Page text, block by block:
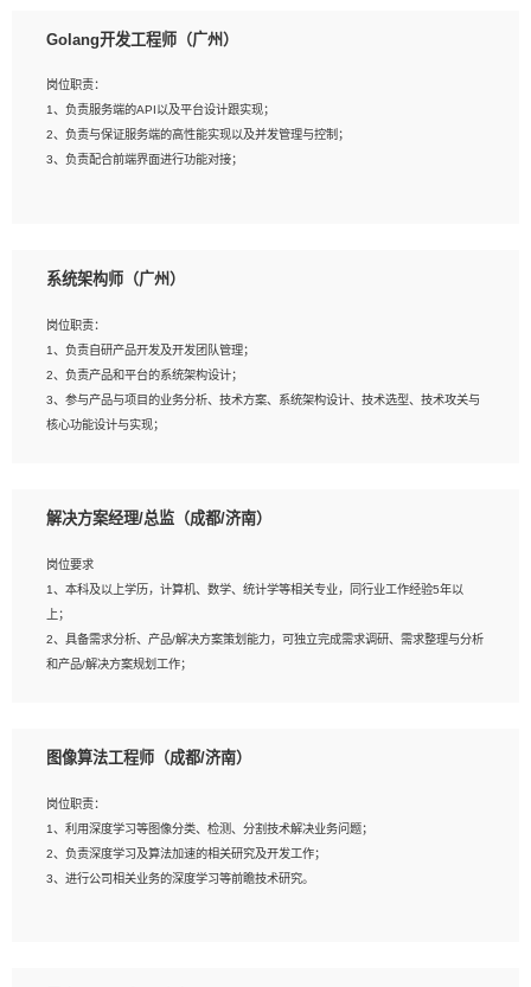
2、熟悉PostgreSQL、redis、MongoDB、ElasticSearch等开源数据库运维管理，
4、熟悉Hadoop、HBASE、Spark等大数据平台优先。
5、熟悉linux或任意一种unix操作系统，如有较强操作系统侧工作经验者优先。
6、具备丰富的项目实施经验，较强的自我学习能力。
Golang开发工程师（广州）
岗位职责：
1、负责服务端的API以及平台设计跟实现；
2、负责与保证服务端的高性能实现以及并发管理与控制；
3、负责配合前端界面进行功能对接；
2、1年以上Golang开发工作经验，能独立完成相应项目开发；
与实现，熟悉常用开源框架及设计模式；
4、熟悉Golang、连接池、消息队列等组件使用、熟悉后端开发、测试、调试流程
跟工具使用；
5、对技术有激情，喜欢钻研，能快速接受和掌握新技术，学习能力和工作责任心
强，良好的沟通表达能力和团队协作能力。
系统架构师（广州）
岗位职责：
1、负责自研产品开发及开发团队管理；
2、负责产品和平台的系统架构设计；
3、参与产品与项目的业务分析、技术方案、系统架构设计、技术选型、技术攻关与
核心功能设计与实现；
岗位要求：
1、全日制统招本科及以上学历，计算机相关专业毕业，5年以上开发工作经验；
2、具有扎实的java编程功底和良好的编码习惯，有分布式、多线程及高并发系统开
发经验和性能调优经验尤佳；熟悉JVM调优；掌握基础中间件、基础架构方案和云
平台、云产品功能特性，熟练使用相关平台的功能和了解其背后实现机制；
研发管理流程建设经验；
种常用框架和技术Springboot、Shiro、springcloud等；熟悉Linux常用命令和了解
常用脚本语言，较丰富的线上系统运维经验，复杂问题排查思路清晰。
解决方案经理/总监（成都/济南）
岗位要求
1、本科及以上学历，计算机、数学、统计学等相关专业，同行业工作经验5年以
上；
2、具备需求分析、产品/解决方案策划能力，可独立完成需求调研、需求整理与分析
和产品/解决方案规划工作；
相关的解决方案，包括视频分析、图像识别、NLP、OCR、机器学习等；
AI算法框架，对人脸识别、目标检测、图像识别、OCR、NLP等AI算法有深刻理
解。具有AI平台级产品/解决方案从业经验者优先。具有大数据技术背景者优先；
6、具备良好的客户意识与沟通能力，善于学习思考、创新与团队协作，认真负责、
执行力与抗压力强。
图像算法工程师（成都/济南）
岗位职责：
1、利用深度学习等图像分类、检测、分割技术解决业务问题；
2、负责深度学习及算法加速的相关研究及开发工作；
3、进行公司相关业务的深度学习等前瞻技术研究。